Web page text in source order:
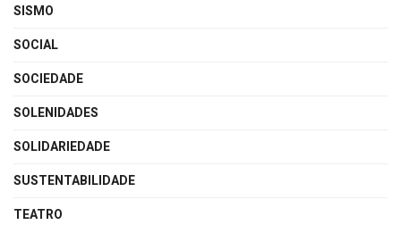
SISMO
SOCIAL
SOCIEDADE
SOLENIDADES
SOLIDARIEDADE
SUSTENTABILIDADE
TEATRO